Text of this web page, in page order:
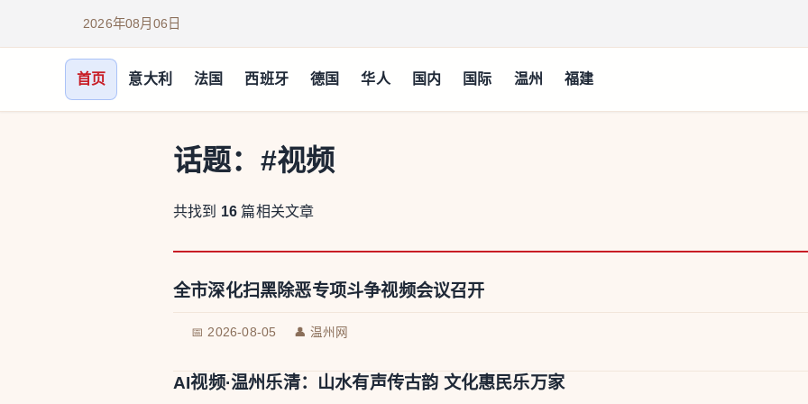
2026年08月06日
首页 意大利 法国 西班牙 德国 华人 国内 国际 温州 福建
话题： #视频
共找到 16 篇相关文章
全市深化扫黑除恶专项斗争视频会议召开
📅 2026-08-05 👤 温州网
AI视频·温州乐清：山水有声传古韵 文化惠民乐万家